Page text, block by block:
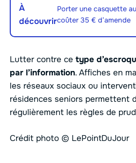
À
découvrir
Porter une casquette
coûter 35 € d’amende
Lutter contre ce type
par l’information. Affiches en
les réseaux sociaux ou
résidences seniors permettent
régulièrement les règles de
Crédit photo © LePointDuJour